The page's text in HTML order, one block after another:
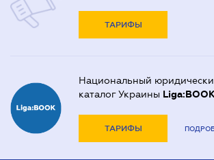
ТАРИФЫ
Национальный
каталог Украины Liga:BOOK
ТАРИФЫ